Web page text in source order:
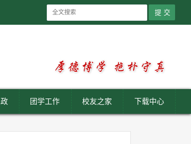
团学工作 校友之家 下载中心